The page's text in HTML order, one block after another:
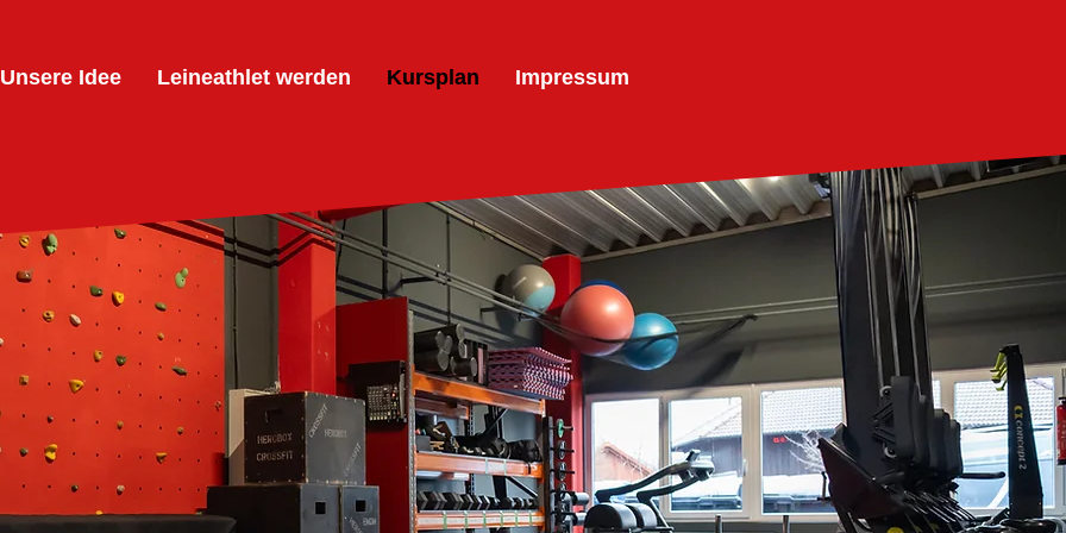
Unsere Idee Leineathlet werden Kursplan Impressum